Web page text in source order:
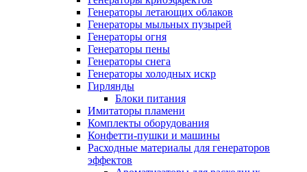
Генераторы летающих облаков
Генераторы мыльных пузырей
Генераторы огня
Генераторы пены
Генераторы снега
Генераторы холодных искр
Гирлянды
Блоки питания
Имитаторы пламени
Комплекты оборудования
Конфетти-пушки и машины
Расходные материалы для генераторов
эффектов